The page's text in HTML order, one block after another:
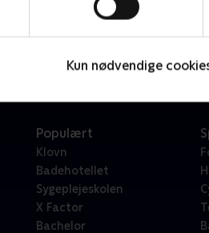
Kun nødvendige
Populært
Klovn
Badehotellet
Sygeplejeskolen
X Factor
Bachelor